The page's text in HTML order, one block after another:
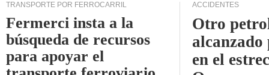
TRANSPORTE POR FERROCARRIL
Fermerci insta a la
búsqueda de recursos
para apoyar el
ACCIDENTES
Otro
en el